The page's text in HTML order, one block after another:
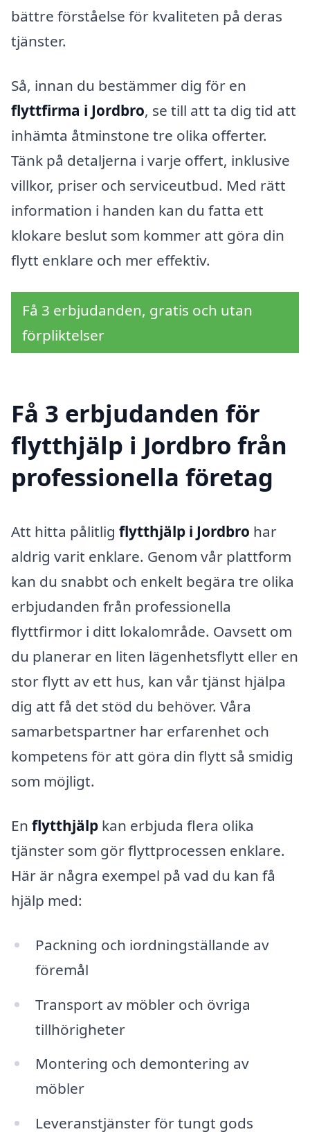
bättre förståelse för kvaliteten på deras
tjänster.
Så, innan du bestämmer dig för en
flyttfirma i Jordbro, se till att ta dig tid att
inhämta åtminstone tre olika offerter.
Tänk på detaljerna i varje offert, inklusive
villkor, priser och serviceutbud. Med rätt
information i handen kan du fatta ett
klokare beslut som kommer att göra din
flytt enklare och mer effektiv.
Få 3 erbjudanden, gratis och utan
förpliktelser
Få 3 erbjudanden för
flytthjälp i Jordbro från
professionella företag
Att hitta pålitlig flytthjälp i Jordbro har
aldrig varit enklare. Genom vår plattform
kan du snabbt och enkelt begära tre olika
erbjudanden från professionella
flyttfirmor i ditt lokalområde. Oavsett om
du planerar en liten lägenhetsflytt eller en
stor flytt av ett hus, kan vår tjänst hjälpa
dig att få det stöd du behöver. Våra
samarbetspartner har erfarenhet och
kompetens för att göra din flytt så smidig
som möjligt.
En flytthjälp kan erbjuda flera olika
tjänster som gör flyttprocessen enklare.
Här är några exempel på vad du kan få
hjälp med:
Packning och iordningställande av
föremål
Transport av möbler och övriga
tillhörigheter
Montering och demontering av
möbler
Leveranstjänster för tungt gods